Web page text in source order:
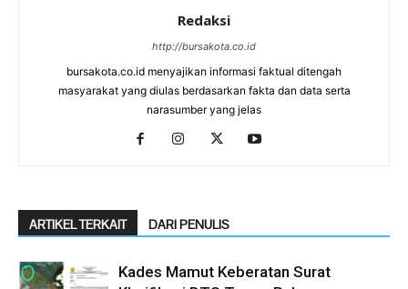
Redaksi
http://bursakota.co.id
bursakota.co.id menyajikan informasi faktual ditengah
masyarakat yang diulas berdasarkan fakta dan data serta
narasumber yang jelas
ARTIKEL TERKAIT DARI PENULIS
Kades Mamut Keberatan Surat